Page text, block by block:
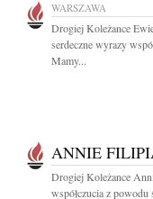
WARSZAWA
Drogiej Koleżance
serdeczne wyrazy
Mamy...
ANNIE
Drogiej Koleżance
współczucia z